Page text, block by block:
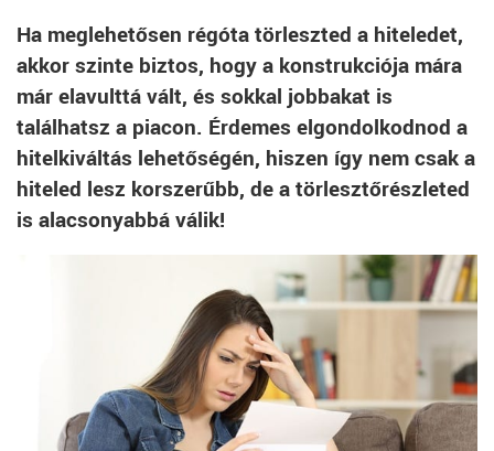
Ha meglehetősen régóta törleszted a hiteledet,
akkor szinte biztos, hogy a konstrukciója mára
már elavulttá vált, és sokkal jobbakat is
találhatsz a piacon. Érdemes elgondolkodnod a
hitelkiváltás lehetőségén, hiszen így nem csak a
hiteled lesz korszerűbb, de a törlesztőrészleted
is alacsonyabbá válik!